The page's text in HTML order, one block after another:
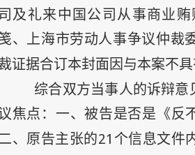
及礼来中国公司从事商业
、上海市劳动人事争议仲裁
证据合订本封面因与本案不
综合双方当事人的诉辩
焦点：一、被告是否是《反
、原告主张的21 个信息文件